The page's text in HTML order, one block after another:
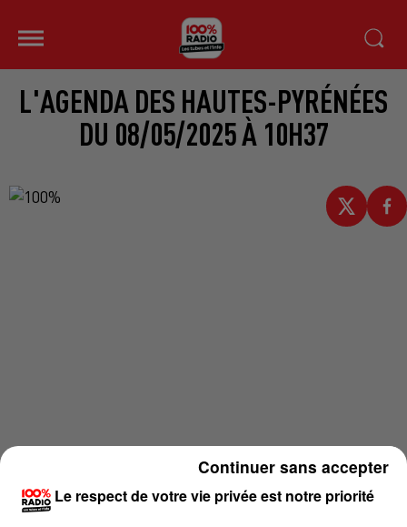
L'AGENDA DES HAUTES-PYRÉNÉES
DU 08/05/2025 À 10H37
Le respect de votre vie privée est notre priorité
Continuer sans accepter